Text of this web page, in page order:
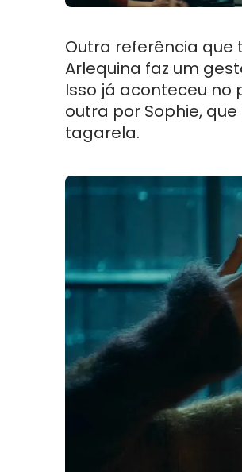
Outra referência que
Arlequina faz um
Isso já aconteceu no
outra por Sophie,
tagarela.